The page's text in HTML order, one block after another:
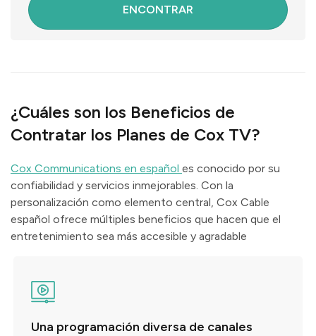
ENCONTRAR
¿Cuáles son los Beneficios de
Contratar los Planes de Cox TV?
Cox Communications en español es conocido por su
confiabilidad y servicios inmejorables. Con la
personalización como elemento central, Cox Cable
español ofrece múltiples beneficios que hacen que el
entretenimiento sea más accesible y agradable
Una programación diversa de canales